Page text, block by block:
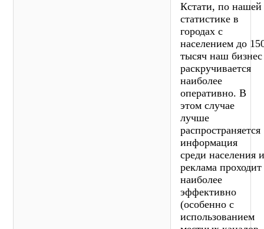
Кстати, по нашей
статистике в
городах с
населением до
тысяч наш бизнес
раскручивается
наиболее
оперативно. В
этом случае
лучше
распространяется
информация
среди населения
реклама проходит
наиболее
эффективно
(особенно с
использованием